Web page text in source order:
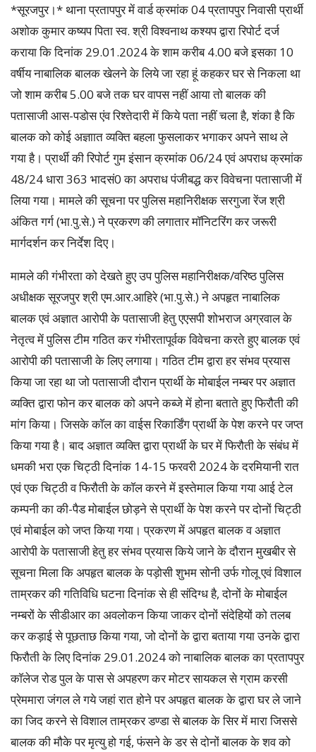
*सूरजपुर।* थाना प्रतापपुर में वार्ड क्रमांक 04 प्रतापपुर निवासी प्रार्थी
अशोक कुमार कष्यप पिता स्व. श्री विश्वनाथ कश्यप द्वारा रिपोर्ट दर्ज
कराया कि दिनांक 29.01.2024 के शाम करीब 4.00 बजे इसका 10
वर्षीय नाबालिक बालक खेलने के लिये जा रहा हूं कहकर घर से निकला था
जो शाम करीब 5.00 बजे तक घर वापस नहीं आया तो बालक की
पतासाजी आस-पडोस एंव रिश्तेदारी में किये पता नहीं चला है, शंका है कि
बालक को कोई अज्ञाात व्यक्ति बहला फुसलाकर भगाकर अपने साथ ले
गया है। प्रार्थी की रिपोर्ट गुम इंसान क्रमांक 06/24 एवं अपराध क्रमांक
48/24 धारा 363 भादसं0 का अपराध पंजीबद्ध कर विवेचना पतासाजी में
लिया गया। मामले की सूचना पर पुलिस महानिरीक्षक सरगुजा रेंज श्री
अंकित गर्ग (भा.पु.से.) ने प्रकरण की लगातार माॅनिटरिंग कर जरूरी
मार्गदर्शन कर निर्देश दिए।
मामले की गंभीरता को देखते हुए उप पुलिस महानिरीक्षक/वरिष्ठ पुलिस
अधीक्षक सूरजपुर श्री एम.आर.आहिरे (भा.पु.से.) ने अपहृत नाबालिक
बालक एवं अज्ञात आरोपी के पतासाजी हेतु एएसपी शोभराज अग्रवाल के
नेतृत्व में पुलिस टीम गठित कर गंभीरतापूर्वक विवेचना करते हुए बालक एवं
आरोपी की पतासाजी के लिए लगाया। गठित टीम द्वारा हर संभव प्रयास
किया जा रहा था जो पतासाजी दौरान प्रार्थी के मोबाईल नम्बर पर अज्ञात
व्यक्ति द्वारा फोन कर बालक को अपने कब्जे में होना बताते हुए फिरौती की
मांग किया। जिसके काॅल का वाईस रिकार्डिंग प्रार्थी के पेश करने पर जप्त
किया गया है। बाद अज्ञात व्यक्ति द्वारा प्रार्थी के घर में फिरौती के संबंध में
धमकी भरा एक चिट्ठी दिनांक 14-15 फरवरी 2024 के दरमियानी रात
एवं एक चिट्ठी व फिरौती के काॅल करने में इस्तेमाल किया गया आई टेल
कम्पनी का की-पैड मोबाईल छोड़ने से प्रार्थी के पेश करने पर दोनों चिट्ठी
एवं मोबाईल को जप्त किया गया। प्रकरण में अपहृत बालक व अज्ञात
आरोपी के पतासाजी हेतु हर संभव प्रयास किये जाने के दौरान मुखबीर से
सूचना मिला कि अपहृत बालक के पड़ोसी शुभम सोनी उर्फ गोलू एवं विशाल
ताम्रकर की गतिविधि घटना दिनांक से ही संदिग्ध है, दोनों के मोबाईल
नम्बरों के सीडीआर का अवलोकन किया जाकर दोनों संदेहियों को तलब
कर कड़ाई से पूछताछ किया गया, जो दोनों के द्वारा बताया गया उनके द्वारा
फिरौती के लिए दिनांक 29.01.2024 को नाबालिक बालक का प्रतापपुर
काॅलेज रोड पुल के पास से अपहरण कर मोटर सायकल से ग्राम करसी
प्रेममारा जंगल ले गये जहां रात होने पर अपहृत बालक के द्वारा घर ले जाने
का जिद करने से विशाल ताम्रकर डण्डा से बालक के सिर में मारा जिससे
बालक की मौके पर मृत्यु हो गई, फंसने के डर से दोनों बालक के शव को